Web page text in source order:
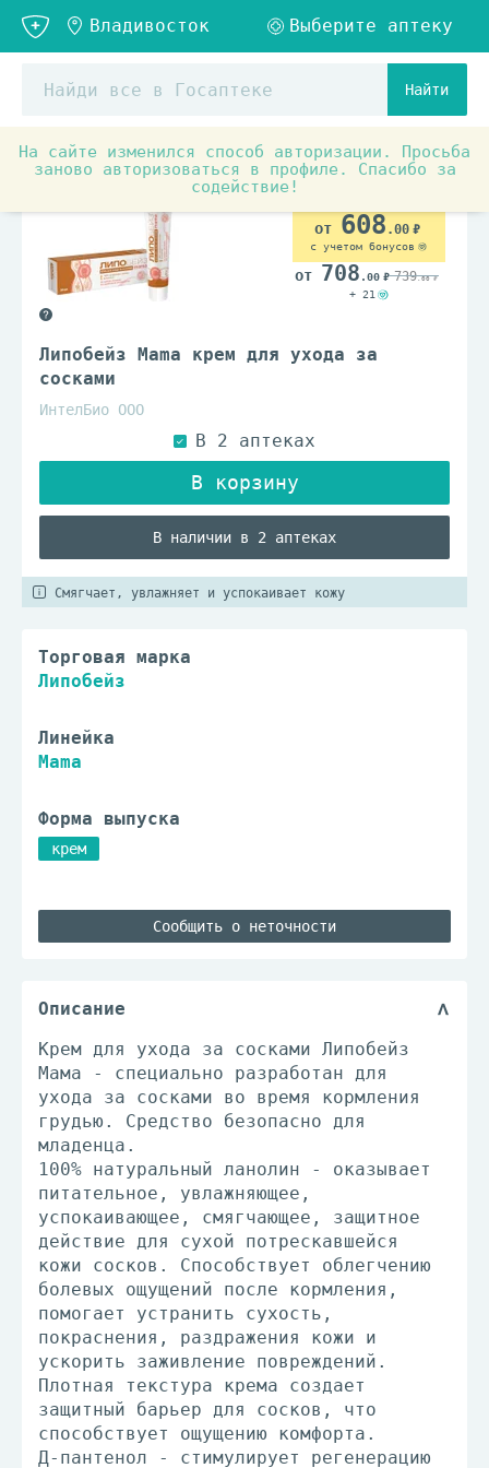
Найти
На сайте изменился способ авторизации. Просьба
заново авторизоваться в профиле. Спасибо за
содействие!
Липобейз Mama крем для ухода за
сосками
ИнтелБио ООО
В наличии в 2 аптеках
608 .00
с учетом бонусов
708 .00 739.00
+ 21
Смягчает, увлажняет и успокаивает кожу
Торговая марка
Липобейз
Линейка
Mama
Форма выпуска
крем
Сообщить о неточности
Описание
Крем для ухода за сосками Липобейз
Мама - специально разработан для
ухода за сосками во время кормления
грудью. Средство безопасно для
младенца.
100% натуральный ланолин - оказывает
питательное, увлажняющее,
успокаивающее, смягчающее, защитное
действие для сухой потрескавшейся
кожи сосков. Способствует облегчению
болевых ощущений после кормления,
помогает устранить сухость,
покраснения, раздражения кожи и
ускорить заживление повреждений.
Плотная текстура крема создает
защитный барьер для сосков, что
способствует ощущению комфорта.
Д-пантенол - стимулирует регенерацию